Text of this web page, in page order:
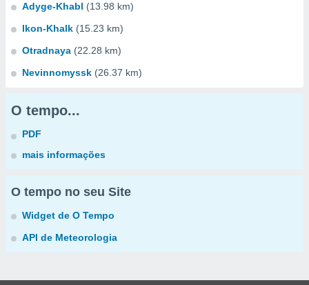
Adyge-Khabl (13.98 km)
Ikon-Khalk (15.23 km)
Otradnaya (22.28 km)
Nevinnomyssk (26.37 km)
O tempo...
PDF
mais informações
O tempo no seu Site
Widget de O Tempo
API de Meteorologia